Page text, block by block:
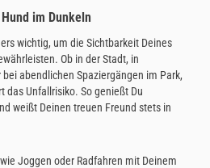
im Dunkeln
wichtig, um die Sichtbarkeit Deines
Ob in der Stadt, in
abendlichen Spaziergängen im Park,
das Unfallrisiko. So genießt Du
weißt Deinen treuen Freund stets in
Joggen oder Radfahren mit Deinem